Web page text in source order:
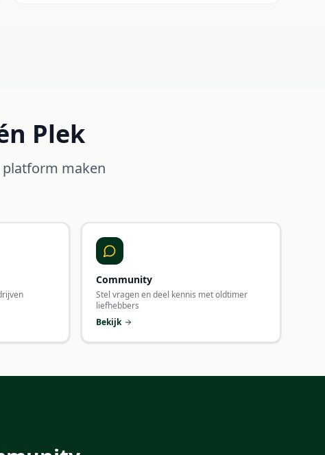
Plek
maken
Community
Stel vragen en deel kennis met oldtimer
liefhebbers
Bekijk